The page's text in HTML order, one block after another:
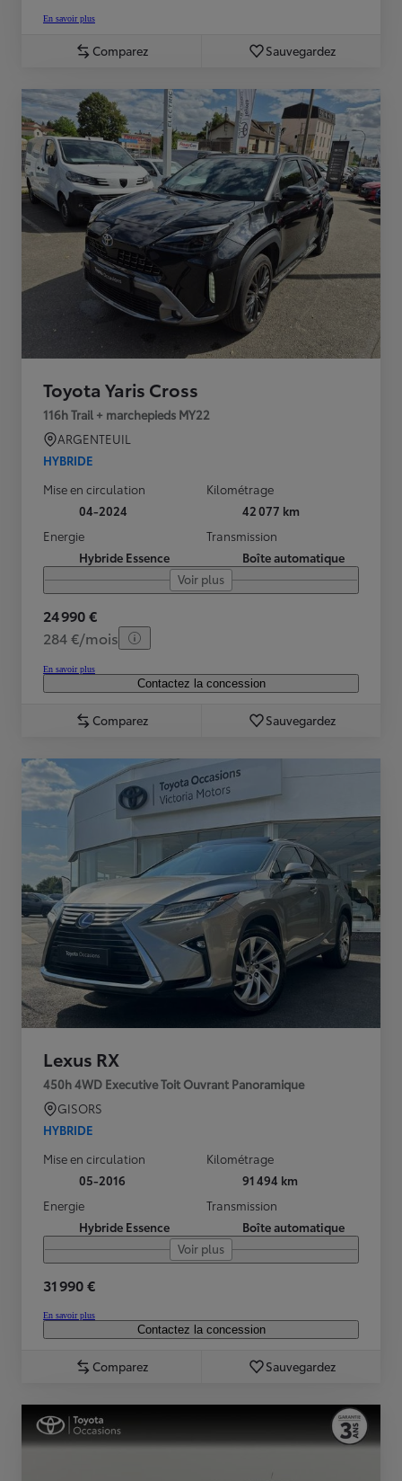
En savoir plus
Comparez Sauvegardez
Toyota Yaris Cross
116h Trail + marchepieds MY22
ARGENTEUIL
HYBRIDE
Mise en circulation
04-2024
Kilométrage
42 077 km
Energie
Hybride Essence
Transmission
Boîte automatique
Voir plus
24 990 €
284 €/mois
En savoir plus
Contactez la concession
Comparez Sauvegardez
Lexus RX
450h 4WD Executive Toit Ouvrant Panoramique
GISORS
HYBRIDE
Mise en circulation
05-2016
Kilométrage
91 494 km
Energie
Hybride Essence
Transmission
Boîte automatique
Voir plus
31 990 €
En savoir plus
Contactez la concession
Comparez Sauvegardez